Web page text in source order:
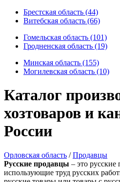
Брестская область (44)
Витебская область (66)
Гомельская область (101)
Гродненская область (19)
Минская область (155)
Могилевская область (10)
Каталог
хозтоваров и
России
Орловская область /Продавцы
Русские продавцы – это
использующие труд русских